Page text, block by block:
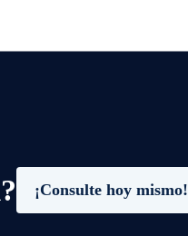
¡Consulte hoy mismo!